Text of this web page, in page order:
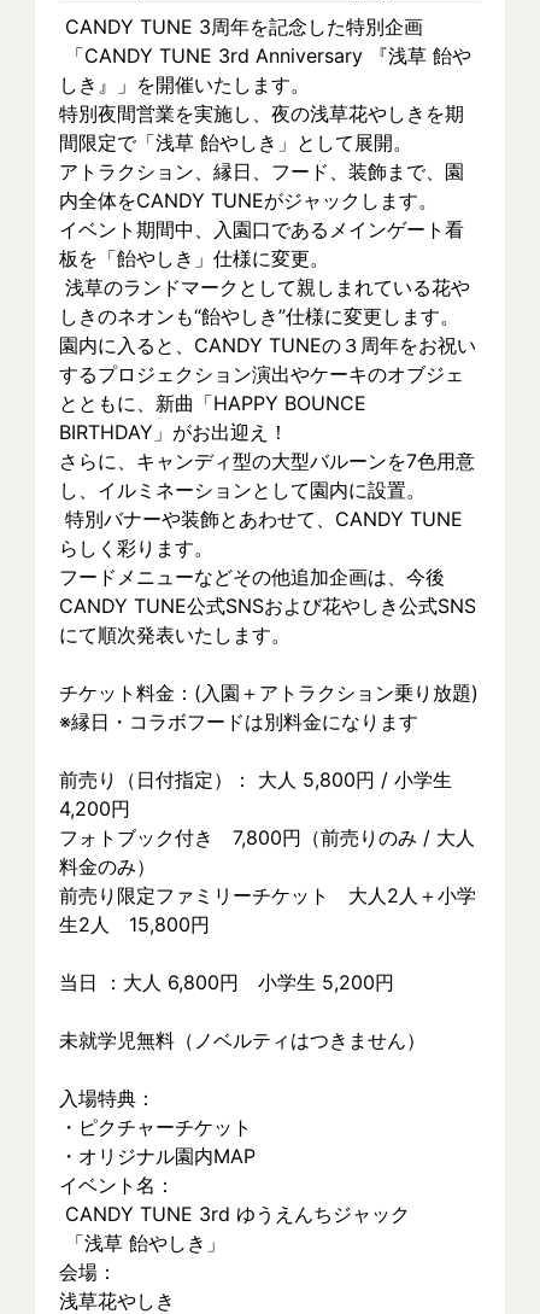
CANDY TUNE 3周年を記念した特別企画
しき』」を開催いたします。
特別夜間営業を実施し、夜の浅草花やしきを期
間限定で「浅草 飴やしき」として展開。
アトラクション、縁日、フード、装飾まで、園
内全体をCANDY TUNEがジャックします。
イベント期間中、入園口であるメインゲート看
板を「飴やしき」仕様に変更。
しきのネオンも“飴やしき”仕様に変更します。
園内に入ると、CANDY TUNEの３周年をお祝い
するプロジェクション演出やケーキのオブジェ
とともに、新曲「HAPPY BOUNCE
BIRTHDAY」がお出迎え！
さらに、キャンディ型の大型バルーンを7色用意
し、イルミネーションとして園内に設置。
らしく彩ります。
フードメニューなどその他追加企画は、今後
CANDY TUNE公式SNSおよび花やしき公式SNS
にて順次発表いたします。
チケット料金：(入園＋アトラクション乗り放題)
※縁日・コラボフードは別料金になります
前売り（日付指定）： 大人 5,800円 / 小学生
4,200円
フォトブック付き　7,800円（前売りのみ / 大人
料金のみ）
前売り限定ファミリーチケット　大人2人＋小学
生2人　15,800円
当日 ：大人 6,800円　小学生 5,200円
未就学児無料（ノベルティはつきません）
入場特典：
・ピクチャーチケット
・オリジナル園内MAP
イベント名：
CANDY TUNE 3rd ゆうえんちジャック
「浅草 飴やしき」
会場：
浅草花やしき